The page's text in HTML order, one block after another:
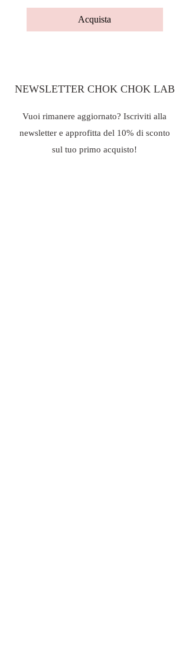
Acquista
NEWSLETTER CHOK CHOK LAB
Vuoi rimanere aggiornato? Iscriviti alla
newsletter e approfitta del 10% di sconto
sul tuo primo acquisto!